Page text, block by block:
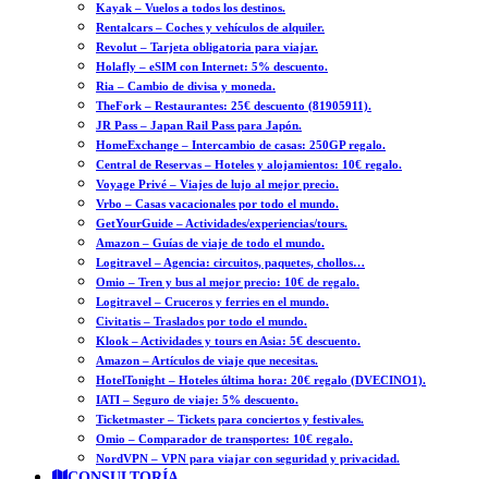
Kayak – Vuelos a todos los destinos.
Rentalcars – Coches y vehículos de alquiler.
Revolut – Tarjeta obligatoria para viajar.
Holafly – eSIM con Internet: 5% descuento.
Ria – Cambio de divisa y moneda.
TheFork – Restaurantes: 25€ descuento (81905911).
JR Pass – Japan Rail Pass para Japón.
HomeExchange – Intercambio de casas: 250GP regalo.
Central de Reservas – Hoteles y alojamientos: 10€ regalo.
Voyage Privé – Viajes de lujo al mejor precio.
Vrbo – Casas vacacionales por todo el mundo.
GetYourGuide – Actividades/experiencias/tours.
Amazon – Guías de viaje de todo el mundo.
Logitravel – Agencia: circuitos, paquetes, chollos…
Omio – Tren y bus al mejor precio: 10€ de regalo.
Logitravel – Cruceros y ferries en el mundo.
Civitatis – Traslados por todo el mundo.
Klook – Actividades y tours en Asia: 5€ descuento.
Amazon – Artículos de viaje que necesitas.
HotelTonight – Hoteles última hora: 20€ regalo (DVECINO1).
IATI – Seguro de viaje: 5% descuento.
Ticketmaster – Tickets para conciertos y festivales.
Omio – Comparador de transportes: 10€ regalo.
NordVPN – VPN para viajar con seguridad y privacidad.